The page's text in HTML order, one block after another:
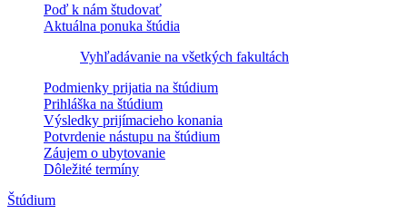
Poď k nám študovať
Aktuálna ponuka štúdia
Vyhľadávanie na všetkých fakultách
Podmienky prijatia na štúdium
Prihláška na štúdium
Výsledky prijímacieho konania
Potvrdenie nástupu na štúdium
Záujem o ubytovanie
Dôležité termíny
Štúdium